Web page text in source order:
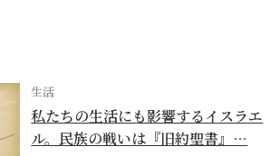
生活
私たちの生活にも影響するイスラエ
ル。民族の戦いは『旧約聖書』…